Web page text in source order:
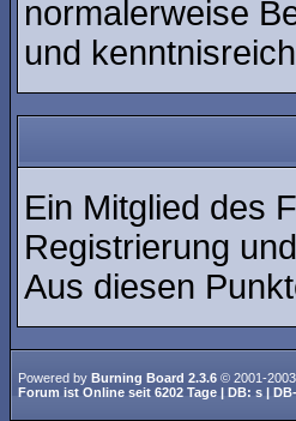
normalerweise
und
Ein Mitglied des
Registrierung
Aus diesen
Powered by Burning Board 2.3.6 © 2001-2003
Forum ist Online seit 6202 Tage | DB: s |